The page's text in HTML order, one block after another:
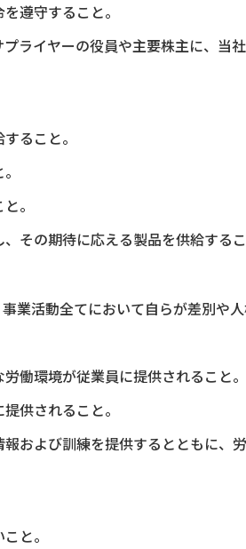
遵守すること。
ライヤーの役員や主要株主に、当
ること。
。
その期待に応える製品を供給するこ
業活動全てにおいて自らが差別や
働環境が従業員に提供されること。
供されること。
および訓練を提供するとともに、
と。